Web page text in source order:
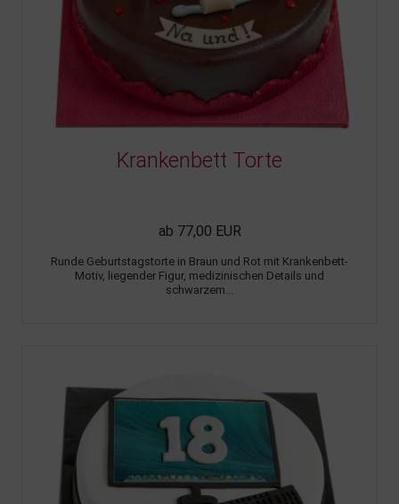
Krankenbett Torte
ab 77,00 EUR
Runde Geburtstagstorte in Braun und Rot mit Krankenbett-
Motiv, liegender Figur, medizinischen Details und
schwarzem...